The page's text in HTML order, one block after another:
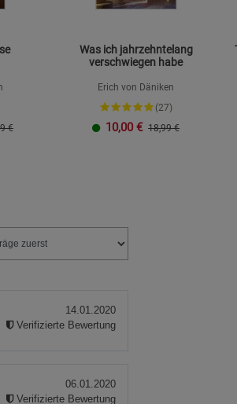
€
Was ich jahrzehntelang
verschwiegen habe
Erich von Däniken
(27)
10,00 € 18,99 €
14.01.2020
Verifizierte Bewertung
06.01.2020
Verifizierte Bewertung